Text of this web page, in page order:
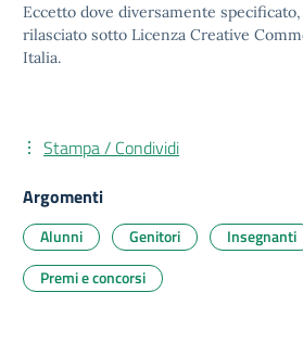
Eccetto dove diversamente
rilasciato sotto Licenza Creative
Italia.
Stampa / Condividi
Argomenti
Alunni Genitori
Insegnanti
Premi e concorsi